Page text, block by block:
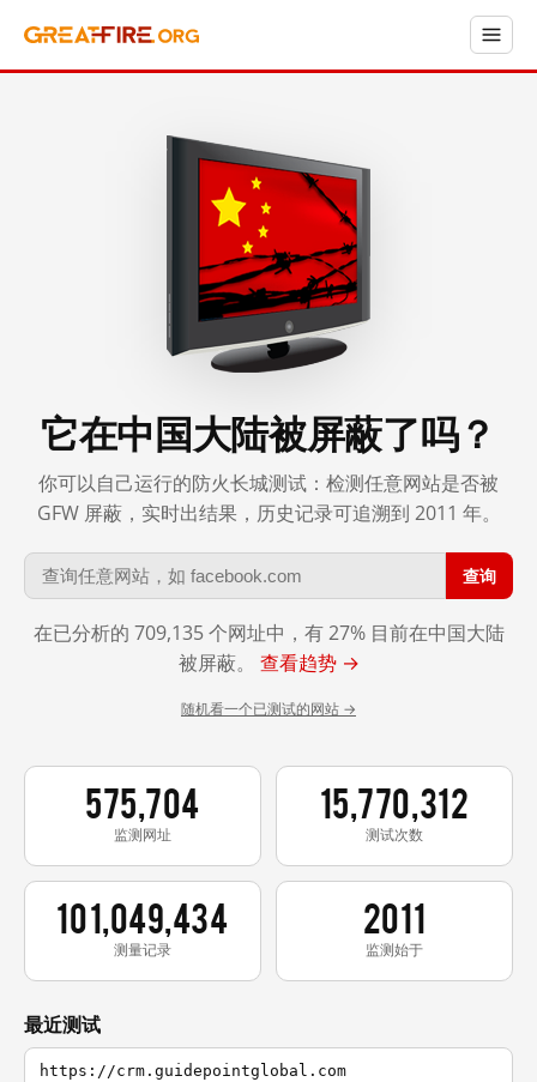
它在中国大陆被屏蔽了吗？
你可以自己运行的防火长城测试：检测任意网站是否被
GFW 屏蔽，实时出结果，历史记录可追溯到 2011 年。
查询
在已分析的 709,135 个网址中，有 27% 目前在中国大陆
被屏蔽。 查看趋势 →
随机看一个已测试的网站 →
575,704
监测网址
15,770,312
测试次数
101,049,434
测量记录
2011
监测始于
最近测试
https://crm.guidepointglobal.com